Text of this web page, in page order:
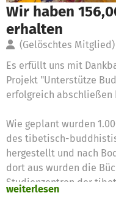
Wir haben
erhalten
(Gelöschtes Mitglied)
Es erfüllt uns mit
Projekt "Unterstütze
erfolgreich abschließen
Wie geplant wurden
des tibetisch-
hergestellt und nach
dort aus wurden die
Studienzentren der
weiterlesen